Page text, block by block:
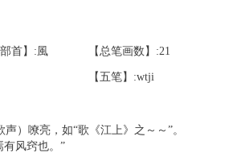
部首】:風 【总笔画数】:21
【五笔】:wtji
声）嘹亮，如“歌《江上》之～～”。
有风窍也。”